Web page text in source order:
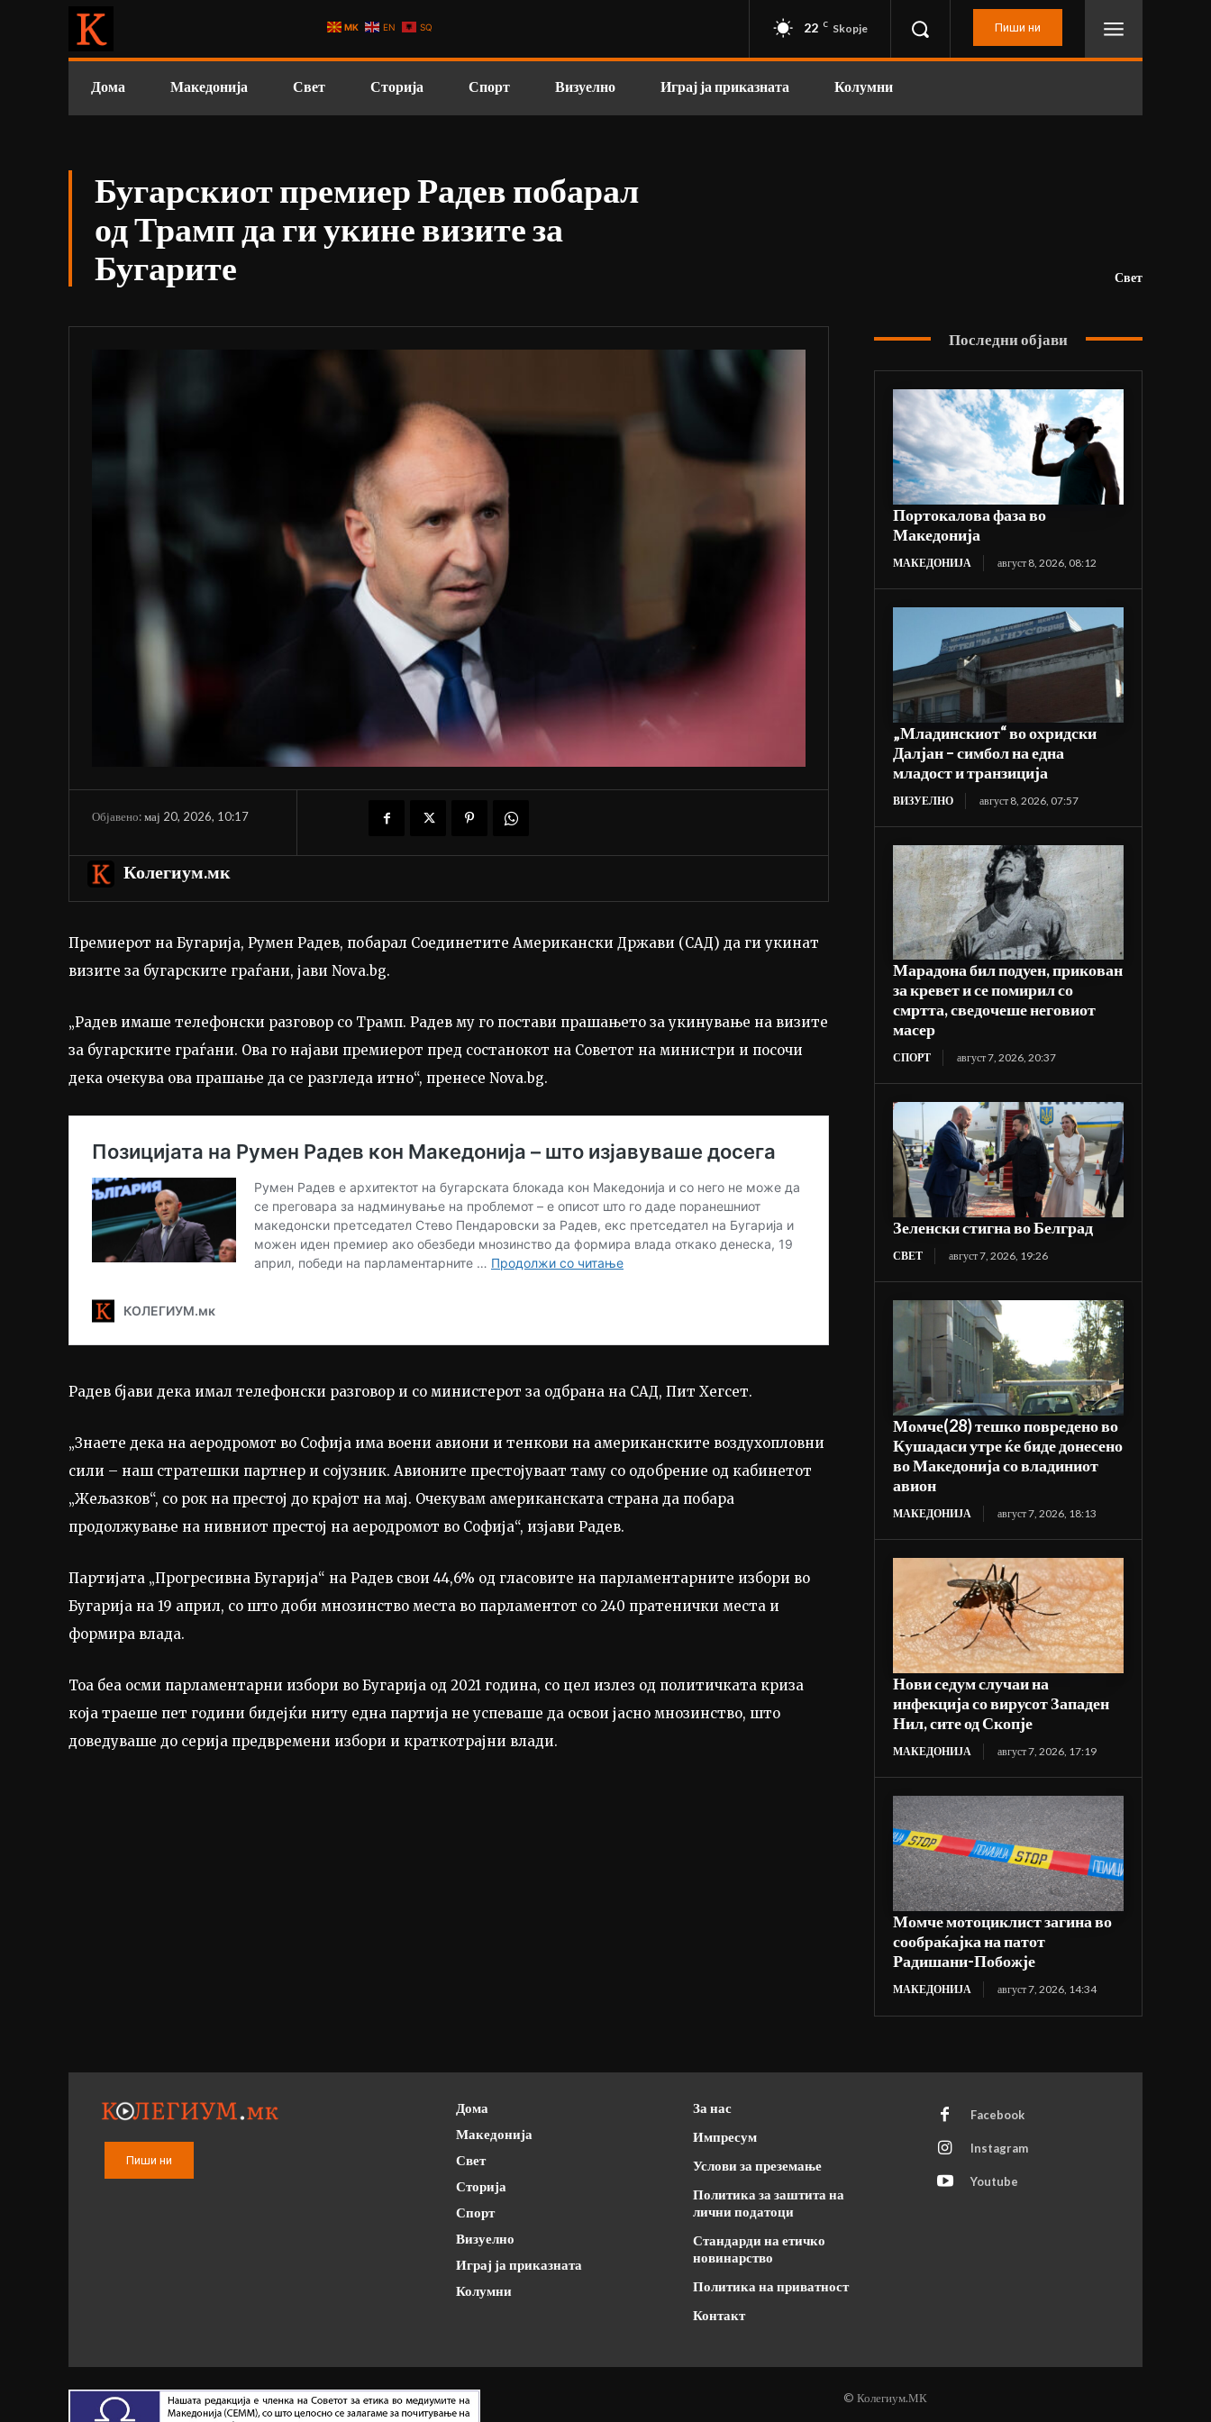
22 C Skopje Пиши ни
Дома Македонија Свет Сторија Спорт Визуелно Играј ја приказната Колумни
Бугарскиот премиер Радев побарал
од Трамп да ги укине визите за
Бугарите
Свет
Објавено:мај 20, 2026, 10:17
Колегиум.мк
Премиерот на Бугарија, Румен Радев, побарал Соединетите Американски Држави (САД) да ги укинат
визите за бугарските граѓани, јави Nova.bg.
„Радев имаше телефонски разговор со Трамп. Радев му го постави прашањето за укинување на визите
за бугарските граѓани. Ова го најави премиерот пред состанокот на Советот на министри и посочи
дека очекува ова прашање да се разгледа итно“, пренесе Nova.bg.
Радев бјави дека имал телефонски разговор и со министерот за одбрана на САД, Пит Хегсет.
„Знаете дека на аеродромот во Софија има воени авиони и тенкови на американските воздухопловни
сили – наш стратешки партнер и сојузник. Авионите престојуваат таму со одобрение од кабинетот
„Жељазков“, со рок на престој до крајот на мај. Очекувам американската страна да побара
продолжување на нивниот престој на аеродромот во Софија“, изјави Радев.
Партијата „Прогресивна Бугарија“ на Радев свои 44,6% од гласовите на парламентарните избори во
Бугарија на 19 април, со што доби мнозинство места во парламентот со 240 пратенички места и
формира влада.
Тоа беа осми парламентарни избори во Бугарија од 2021 година, со цел излез од политичката криза
која траеше пет години бидејќи ниту една партија не успеваше да освои јасно мнозинство, што
доведуваше до серија предвремени избори и краткотрајни влади.
Последни објави
Портокалова фаза во
Македонија
МАКЕДОНИЈА август 8, 2026, 08:12
„Младинскиот“ во охридски
Далјан – симбол на една
младост и транзиција
ВИЗУЕЛНО август 8, 2026, 07:57
Марадона бил подуен, прикован
за кревет и се помирил со
смртта, сведочеше неговиот
масер
СПОРТ август 7, 2026, 20:37
Зеленски стигна во Белград
СВЕТ август 7, 2026, 19:26
Момче(28) тешко повредено во
Кушадаси утре ќе биде донесено
во Македонија со владиниот
авион
МАКЕДОНИЈА август 7, 2026, 18:13
Нови седум случаи на
инфекција со вирусот Западен
Нил, сите од Скопје
МАКЕДОНИЈА август 7, 2026, 17:19
Момче мотоциклист загина во
сообраќајка на патот
Радишани-Побожје
МАКЕДОНИЈА август 7, 2026, 14:34
Пиши ни
Дома
Македонија
Свет
Сторија
Спорт
Визуелно
Играј ја приказната
Колумни
За нас
Импресум
Услови за преземање
Политика за заштита на
лични податоци
Стандарди на етичко
новинарство
Политика на приватност
Контакт
Facebook
Instagram
Youtube
© Колегиум.МК
MK EN SQ